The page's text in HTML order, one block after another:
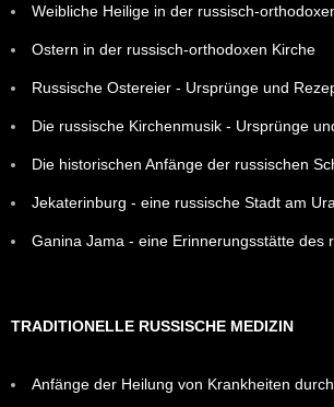
Weibliche Heilige in der russisch-
Ostern in der russisch-orthodoxen Kirche
Russische Ostereier - Ursprünge und
Die russische Kirchenmusik - Ursprünge
Die historischen Anfänge der russischen
Jekaterinburg - eine russische Stadt am
Ganina Jama - eine Erinnerungsstätte des
TRADITIONELLE RUSSISCHE MEDIZIN
Anfänge der Heilung von Krankheiten